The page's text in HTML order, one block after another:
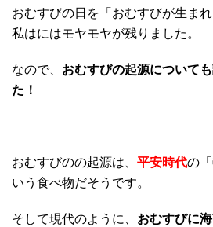
おむすびの日を「おむすびが生ま
私はにはモヤモヤが残りました。
なので、 おむすびの起源について
た！
おむすびのの起源は、 平安時代の
いう食べ物だそうです。
そして現代のように、 おむすびに